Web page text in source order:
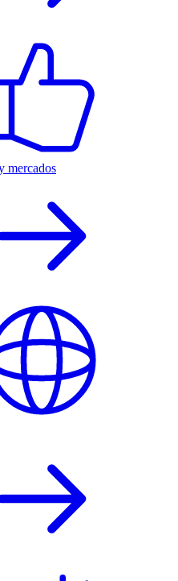
mercados